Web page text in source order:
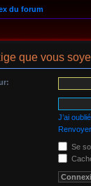
du forum
que vous
J’ai
Se